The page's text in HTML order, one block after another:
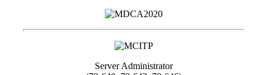
Server Administrator